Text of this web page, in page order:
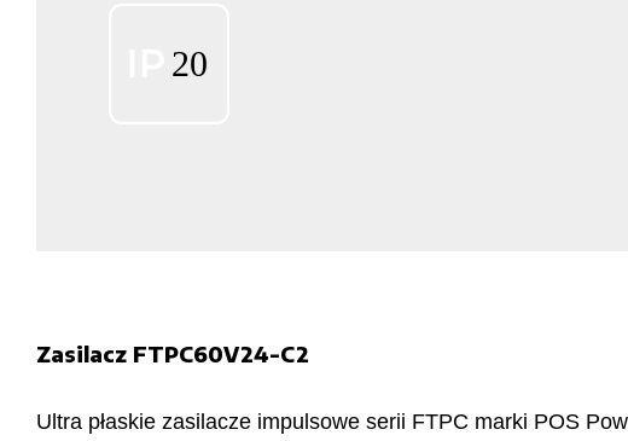
Zasilacz FTPC60V24-C2
Ultra płaskie zasilacze impulsowe serii FTPC marki POS